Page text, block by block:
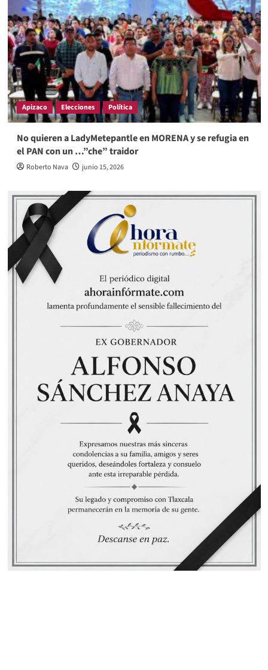
Apizaco Elecciones Política
No quieren a LadyMetepantle en MORENA y se refugia en
el PAN con un …”che” traidor
Roberto Nava junio 15, 2026